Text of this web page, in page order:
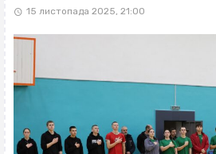
15 листопада 2025, 21:00